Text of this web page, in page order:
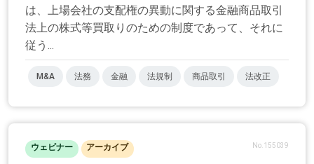
は、上場会社の支配権の異動に関する金融商品取引
法上の株式等買取りのための制度であって、それに
従う...
M&A 法務 金融 法規制 商品取引 法改正
ウェビナー アーカイブ No.155039